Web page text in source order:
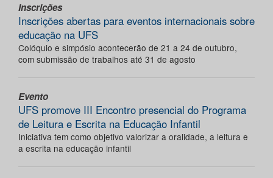
Inscrições
Inscrições abertas para eventos internacionais sobre
educação na UFS
Colóquio e simpósio acontecerão de 21 a 24 de outubro,
com submissão de trabalhos até 31 de agosto
Evento
UFS promove III Encontro presencial do Programa
de Leitura e Escrita na Educação Infantil
Iniciativa tem como objetivo valorizar a oralidade, a leitura e
a escrita na educação infantil